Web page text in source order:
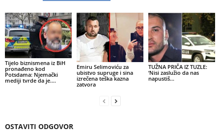
Tijelo biznismena iz BiH
pronađeno kod
Potsdama: Njemački
mediji tvrde da je….
Emiru Selimoviću za
ubistvo supruge i sina
izrečena teška kazna
zatvora
TUŽNA PRIČA IZ TUZLE:
‘Nisi zaslužio da nas
napustiš…
OSTAVITI ODGOVOR